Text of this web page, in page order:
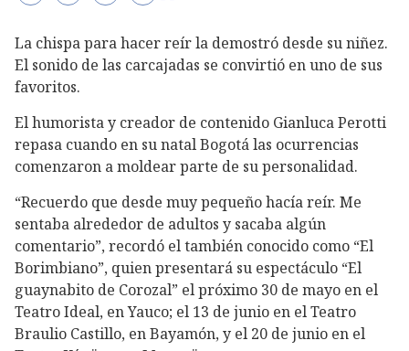
La chispa para hacer reír la demostró desde su niñez.
El sonido de las carcajadas se convirtió en uno de sus
favoritos.
El humorista y creador de contenido Gianluca Perotti
repasa cuando en su natal Bogotá las ocurrencias
comenzaron a moldear parte de su personalidad.
“Recuerdo que desde muy pequeño hacía reír. Me
sentaba alrededor de adultos y sacaba algún
comentario”, recordó el también conocido como “El
Borimbiano”, quien presentará su espectáculo “El
guaynabito de Corozal” el próximo 30 de mayo en el
Teatro Ideal, en Yauco; el 13 de junio en el Teatro
Braulio Castillo, en Bayamón, y el 20 de junio en el